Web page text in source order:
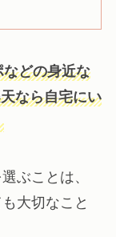
どの身近な
なら自宅にい
ぶことは、
大切なこと